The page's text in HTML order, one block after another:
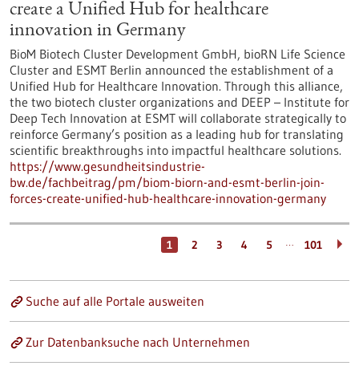
create a Unified Hub for healthcare
innovation in Germany
BioM Biotech Cluster Development GmbH, bioRN Life Science
Cluster and ESMT Berlin announced the establishment of a
Unified Hub for Healthcare Innovation. Through this alliance,
the two biotech cluster organizations and DEEP – Institute for
Deep Tech Innovation at ESMT will collaborate strategically to
reinforce Germany’s position as a leading hub for translating
scientific breakthroughs into impactful healthcare solutions.
https://www.gesundheitsindustrie-
bw.de/fachbeitrag/pm/biom-biorn-and-esmt-berlin-join-
forces-create-unified-hub-healthcare-innovation-germany
1 2 3 4 5 … 101
Suche auf alle Portale ausweiten
Zur Datenbanksuche nach Unternehmen